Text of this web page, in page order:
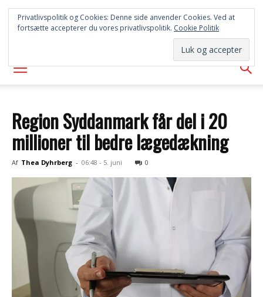
SYD
AVISEN
Region Syddanmark får del i 20
millioner til bedre lægedækning
Af Thea Dyhrberg - 06:48 - 5. juni 0
Privatlivspolitik og Cookies: Denne side anvender Cookies. Ved at
fortsætte accepterer du vores privatlivspolitik. Cookie Politik